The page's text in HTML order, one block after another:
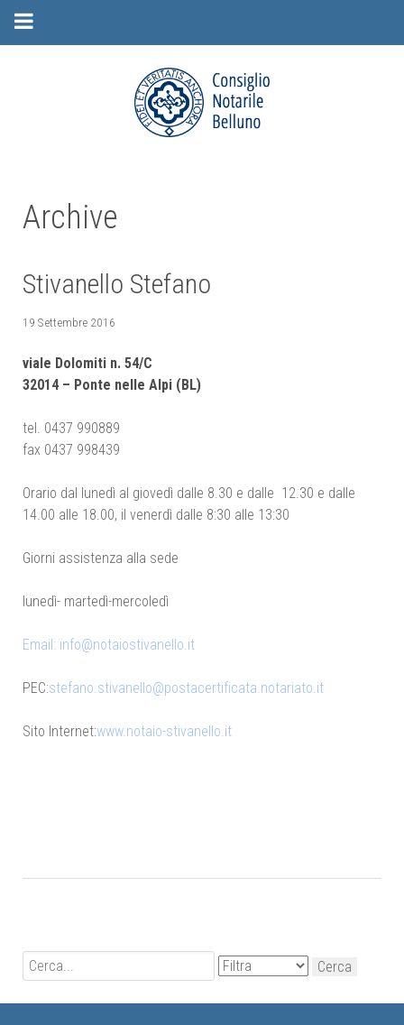
Archive
Stivanello Stefano
19 Settembre 2016
viale Dolomiti n. 54/C
32014 – Ponte nelle Alpi (BL)
tel. 0437 990889
fax 0437 998439
Orario dal lunedì al giovedì dalle 8.30 e dalle 12.30 e dalle
14.00 alle 18.00, il venerdì dalle 8:30 alle 13:30
Giorni assistenza alla sede
lunedì- martedì-mercoledì
Email: info@notaiostivanello.it
PEC:stefano.stivanello@postacertificata.notariato.it
Sito Internet:www.notaio-stivanello.it